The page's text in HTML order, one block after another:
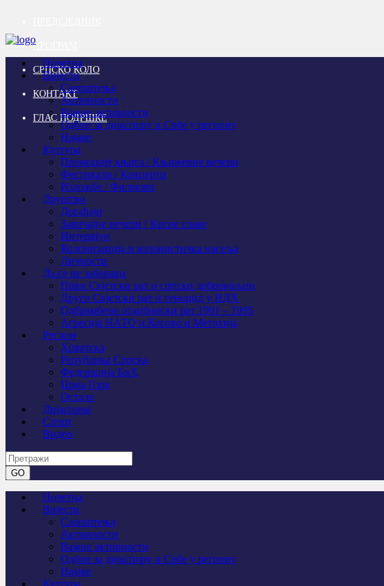
ПРОГРАМ
СРПСКО КОЛО
КОНТАКТ
ГЛАС ПОДРШКЕ
Почетна
Вијести
Саопштења
Активности
Важне активности
Одбор за дијаспору и Србе у региону
Најаве
Култура
Промоције књига / Књижевне вечери
Фестивали / Концерти
Изложбе / Филмови
Друштво
Догађаји
Завичајне вечери / Крсне славе
Интервјуи
Колонизација и колонистичка насеља
Личности
Да се не заборави
Први Свјeтски рат и српски добровољци
Други Свјетски рат и геноцид у НДХ
Одбрамбено отаџбински рат 1991 – 1995
Агресија НАТО и Косово и Метохија
Регион
Хрватска
Република Српска
Федерација БиХ
Црна Гора
Остало
Дијаспора
Спорт
Видео
Почетна
Вијести
Саопштења
Активности
Важне активности
Одбор за дијаспору и Србе у региону
Најаве
Култура